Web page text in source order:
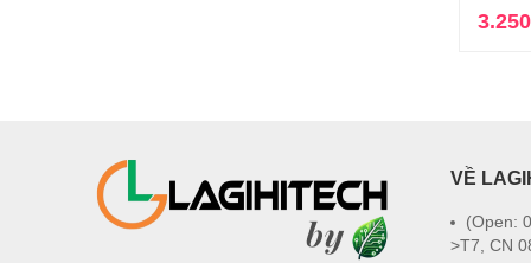
VỀ
(Open:
>T7, CN